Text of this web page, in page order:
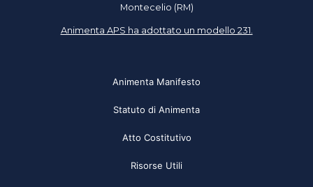
Montecelio (RM)
Animenta APS ha adottato un modello 231.
Animenta Manifesto
Statuto di Animenta
Atto Costitutivo
Risorse Utili